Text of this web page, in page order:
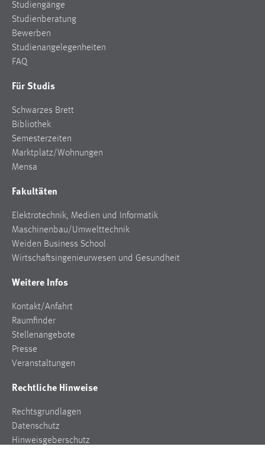
Studiengänge
Studienberatung
Bewerben
Studienangelegenheiten
FAQ
Für Studis
Schwarzes Brett
Bibliothek
Semesterzeiten
Marktplatz/Wohnungen
Mensa
Fakultäten
Elektrotechnik, Medien und Informatik
Maschinenbau/Umwelttechnik
Weiden Business School
Wirtschaftsingenieurwesen und Gesundheit
Weitere Infos
Kontakt/Anfahrt
Raumfinder
Stellenangebote
Presse
Veranstaltungen
Rechtliche Hinweise
Rechtsgrundlagen
Datenschutz
Hinweisgeberschutz